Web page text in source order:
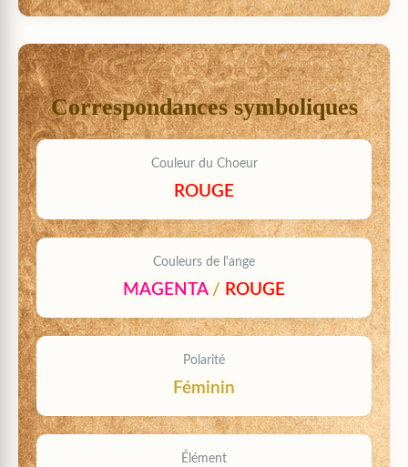
Correspondances symboliques
Couleur du Choeur
ROUGE
Couleurs de l'ange
MAGENTA/ ROUGE
Polarité
Féminin
Élément